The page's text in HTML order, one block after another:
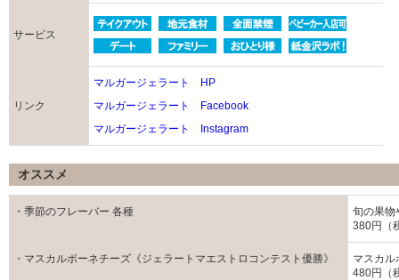
サービス
リンク
マルガージェラート HP
マルガージェラート Facebook
マルガージェラート Instagram
オススメ
・季節のフレーバー 各種
旬の果物
380円（
・マスカルポーネチーズ《ジェラートマエストロコンテスト優勝》
マスカル
480円（